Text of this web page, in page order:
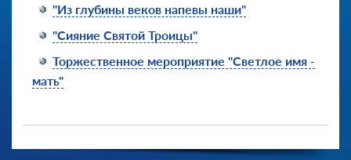
"Из глубины веков напевы наши"
"Сияние Святой Троицы"
Торжественное мероприятие "Светлое имя -
мать"